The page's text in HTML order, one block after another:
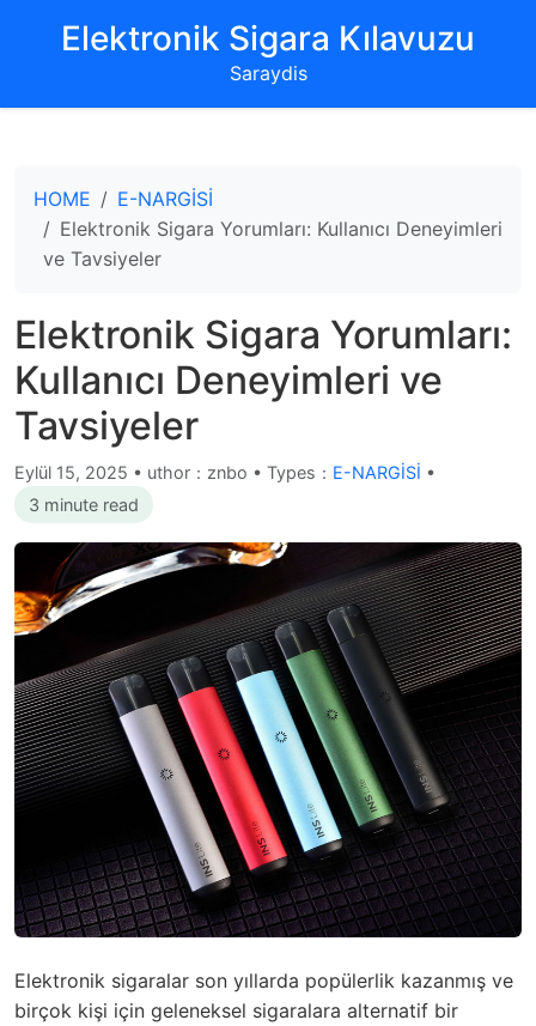
‌Elektronik Sigara Kılavuzu‌
Saraydis
HOME
E-NARGİSİ
Elektronik Sigara Yorumları: Kullanıcı Deneyimleri
ve Tavsiyeler
Elektronik Sigara Yorumları:
Kullanıcı Deneyimleri ve
Tavsiyeler
Eylül 15, 2025 • uthor：znbo • Types： E-NARGİSİ •
3 minute read
Elektronik sigaralar son yıllarda popülerlik kazanmış ve
birçok kişi için geleneksel sigaralara alternatif bir